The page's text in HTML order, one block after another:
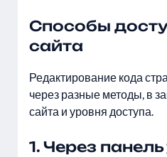
Способы
сайта
Редактирование кода
через разные методы, в
сайта и уровня доступа.
1. Через